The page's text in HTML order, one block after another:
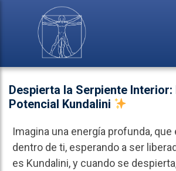
Despierta la Serpiente Interior:
Potencial Kundalini
Imagina una energía profunda,
dentro de ti, esperando a ser
es Kundalini, y cuando se